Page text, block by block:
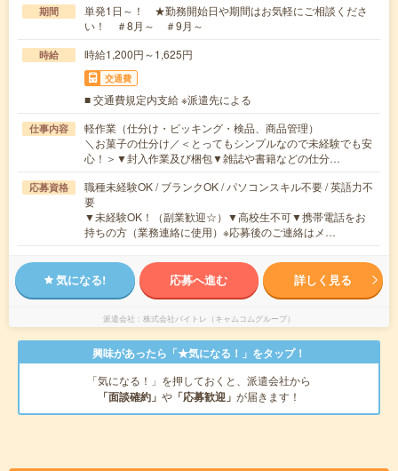
期間
単発1日～！ ★勤務開始日や期間はお気軽にご相談くださ
い！ ＃8月～ ＃9月～
時給 時給1,200円～1,625円
交通費
■ 交通費規定内支給 ※派遣先による
仕事内容
軽作業（仕分け・ピッキング・検品、商品管理）
＼お菓子の仕分け／＜とってもシンプルなので未経験でも安
心！＞▼封入作業及び梱包▼雑誌や書籍などの仕分…
応募資格
職種未経験OK / ブランクOK / パソコンスキル不要 / 英語力不
要
▼未経験OK！（副業歓迎☆）▼高校生不可▼携帯電話をお
持ちの方（業務連絡に使用）※応募後のご連絡はメ…
気になる! 応募へ進む 詳しく見る
派遣会社 株式会社バイトレ（キャムコムグループ）
興味があったら「★気になる！」をタップ！
「気になる！」を押しておくと、派遣会社から
「面談確約」 や 「応募歓迎」 が届きます！